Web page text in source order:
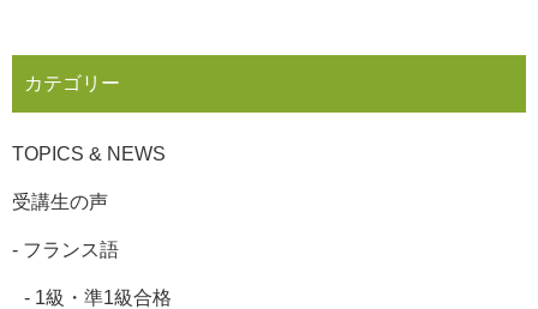
カテゴリー
TOPICS & NEWS
受講生の声
- フランス語
- 1級・準1級合格